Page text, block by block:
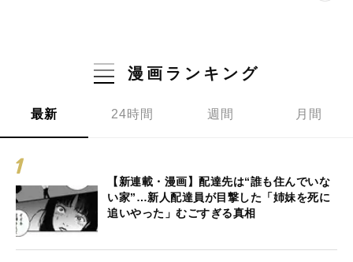
漫画ランキング
最新 24時間 週間 月間
【新連載・漫画】配達先は“誰も住んでいな
い家”…新人配達員が目撃した「姉妹を死に
追いやった」むごすぎる真相